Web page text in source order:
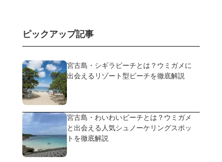
ピックアップ記事
宮古島・シギラビーチとは？ウミガメに
出会えるリゾート型ビーチを徹底解説
宮古島・わいわいビーチとは？ウミガメ
と出会える人気シュノーケリングスポッ
トを徹底解説